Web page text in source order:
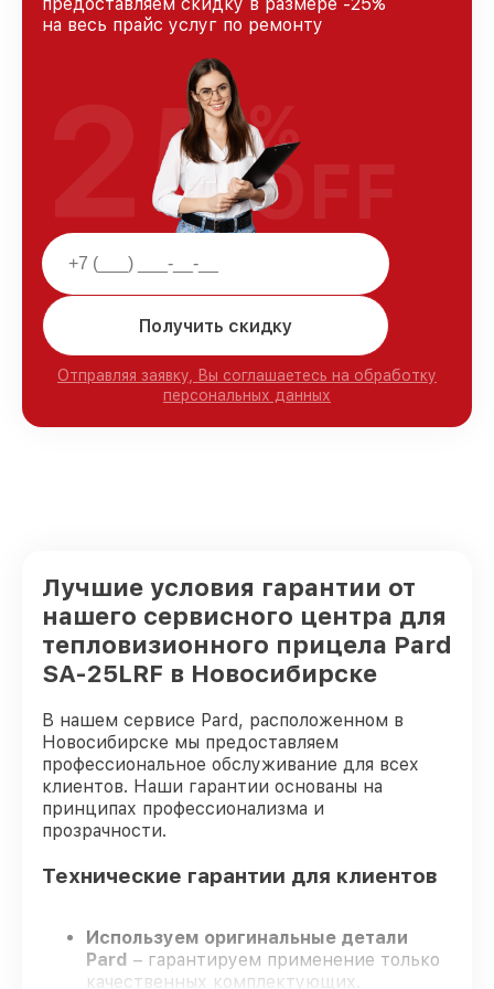
на весь прайс услуг по ремонту
Получить скидку
Отправляя заявку, Вы соглашаетесь на обработку
персональных данных
25%
OFF
Лучшие условия гарантии от
нашего сервисного центра для
тепловизионного прицела Pard
SA-25LRF в Новосибирске
В нашем сервисе Pard, расположенном в
Новосибирске мы предоставляем
профессиональное обслуживание для всех
клиентов. Наши гарантии основаны на
принципах профессионализма и
прозрачности.
Технические гарантии для клиентов
Используем оригинальные детали
Pard – гарантируем применение только
качественных комплектующих.